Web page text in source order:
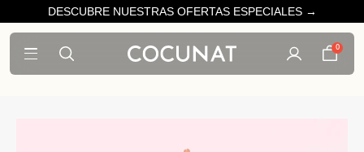
DESCUBRE NUESTRAS OFERTAS ESPECIALES →
0